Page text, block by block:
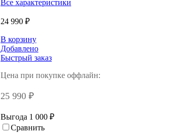
Все характеристики
24 990 ₽
В корзину
Добавлено
Быстрый заказ
Цена при покупке оффлайн:
25 990 ₽
Выгода 1 000 ₽
Сравнить